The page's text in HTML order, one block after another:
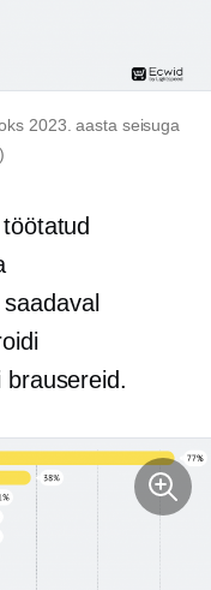
2023. aasta seisuga
brausereid.